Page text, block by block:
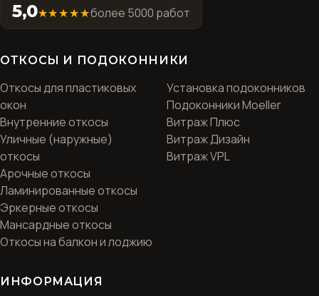
5,0★★★★★более 5000 работ
ОТКОСЫ И ПОДОКОННИКИ
Откосы для пластиковых
окон
Внутренние откосы
Уличные (наружные)
откосы
Арочные откосы
Ламинированные откосы
Эркерные откосы
Мансардные откосы
Откосы на балкон и лоджию
Установка подоконников
Подоконники Moeller
Витраж Плюс
Витраж Дизайн
Витраж VPL
ИНФОРМАЦИЯ